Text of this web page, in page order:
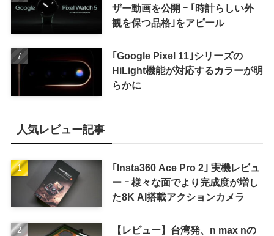
ザー動画を公開 ｰ ｢時計らしい外
観を保つ品格｣をアピール
｢Google Pixel 11｣シリーズの
HiLight機能が対応するカラーが明
らかに
人気レビュー記事
｢Insta360 Ace Pro 2｣ 実機レビュ
ー ｰ 様々な面でより完成度が増し
た8K AI搭載アクションカメラ
【レビュー】台湾発、n max nの